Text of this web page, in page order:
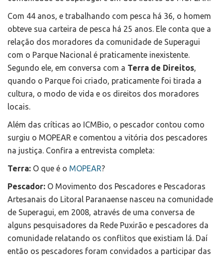
Com 44 anos, e trabalhando com pesca há 36, o homem
obteve sua carteira de pesca há 25 anos. Ele conta que a
relação dos moradores da comunidade de Superagui
com o Parque Nacional é praticamente inexistente.
Segundo ele, em conversa com a Terra de Direitos,
quando o Parque foi criado, praticamente foi tirada a
cultura, o modo de vida e os direitos dos moradores
locais.
Além das críticas ao ICMBio, o pescador contou como
surgiu o MOPEAR e comentou a vitória dos pescadores
na justiça. Confira a entrevista completa:
Terra: O que é o MOPEAR?
Pescador: O Movimento dos Pescadores e Pescadoras
Artesanais do Litoral Paranaense nasceu na comunidade
de Superagui, em 2008, através de uma conversa de
alguns pesquisadores da Rede Puxirão e pescadores da
comunidade relatando os conflitos que existiam lá. Daí
então os pescadores foram convidados a participar das